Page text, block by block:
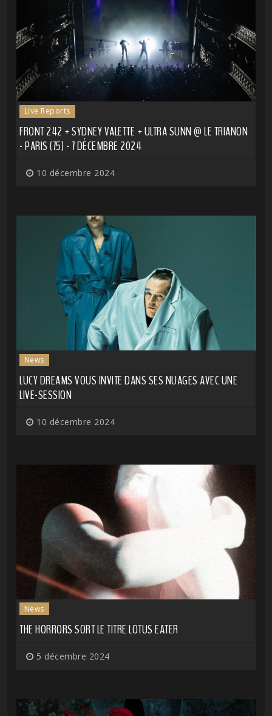
Live Reports
FRONT 242 + SYDNEY VALETTE + ULTRA SUNN @ LE TRIANON
- PARIS (75) - 7 DÉCEMBRE 2024
10 décembre 2024
News
LUCY DREAMS VOUS INVITE DANS SES NUAGES AVEC UNE
LIVE-SESSION
10 décembre 2024
News
THE HORRORS SORT LE TITRE LOTUS EATER
5 décembre 2024